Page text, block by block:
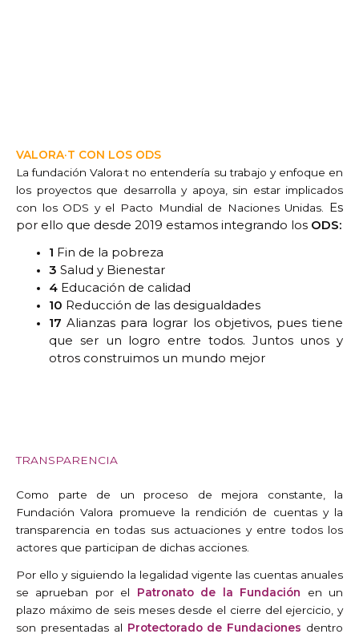
VALORA·T CON LOS ODS
La fundación Valora·t no entendería su trabajo y enfoque en
los proyectos que desarrolla y apoya, sin estar implicados
con los ODS y el Pacto Mundial de Naciones Unidas. Es
por ello que desde 2019 estamos integrando los ODS:
1 Fin de la pobreza
3 Salud y Bienestar
4 Educación de calidad
10 Reducción de las desigualdades
17 Alianzas para lograr los objetivos, pues tiene
que ser un logro entre todos. Juntos unos y
otros construimos un mundo mejor
TRANSPARENCIA
Como parte de un proceso de mejora constante, la
Fundación Valora promueve la rendición de cuentas y la
transparencia en todas sus actuaciones y entre todos los
actores que participan de dichas acciones.
Por ello y siguiendo la legalidad vigente las cuentas anuales
se aprueban por el Patronato de la Fundación en un
plazo máximo de seis meses desde el cierre del ejercicio, y
son presentadas al Protectorado de Fundaciones dentro